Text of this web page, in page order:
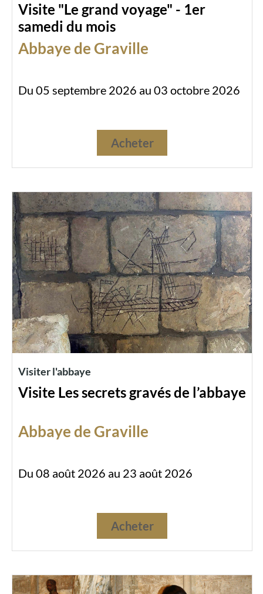
Visite "Le grand voyage" - 1er
samedi du mois
Abbaye de Graville
Du 05 septembre 2026 au 03 octobre 2026
Acheter
Visiter l'abbaye
Visite Les secrets gravés de l’abbaye
Abbaye de Graville
Du 08 août 2026 au 23 août 2026
Acheter